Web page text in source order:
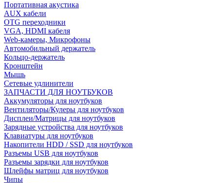
Портативная акустика
AUX кабели
OTG переходники
VGA, HDMI кабеля
Web-камеры, Микрофоны
Автомобильный держатель
Кольцо-держатель
Кронштейн
Мышь
Сетевые удлинители
ЗАПЧАСТИ ДЛЯ НОУТБУКОВ
Аккумуляторы для ноутбуков
Вентиляторы/Кулеры для ноутбуков
Дисплеи/Матрицы для ноутбуков
Зарядные устройства для ноутбуков
Клавиатуры для ноутбуков
Накопители HDD / SSD для ноутбуков
Разъемы USB для ноутбуков
Разъемы зарядки для ноутбуков
Шлейфы матриц для ноутбуков
Чипы